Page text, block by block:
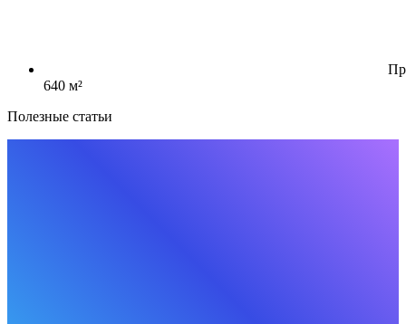
640 м²
Полезные статьи